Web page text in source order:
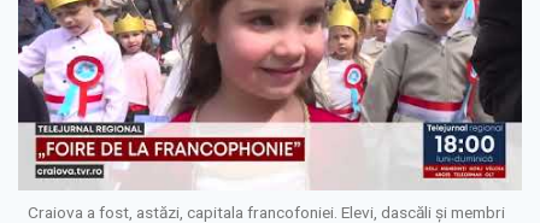
Craiova a fost, astăzi, capitala francofoniei. Elevi, dascăli şi membri